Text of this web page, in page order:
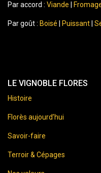
Par accord : Viande
Par goût : Boisé Puissant
LE VIGNOBLE FLORES
Histoire
Florès aujourd’hui
Savoir-faire
Terroir & Cépages